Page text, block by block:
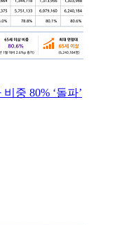
중 80% ‘돌파’